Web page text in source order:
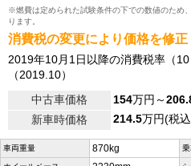
※燃費は定められた試験条件の下での数値のため
ります。
消費税の変更により価格を修正
2019年10月1日以降の消費税率（
（2019.10）
中古車価格
154万円～
新車時価格
214.5万円(税
車両重量 870kg